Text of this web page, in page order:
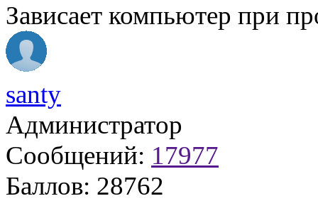
Зависает компьютер при
santy
Администратор
Сообщений: 17977
Баллов: 28762